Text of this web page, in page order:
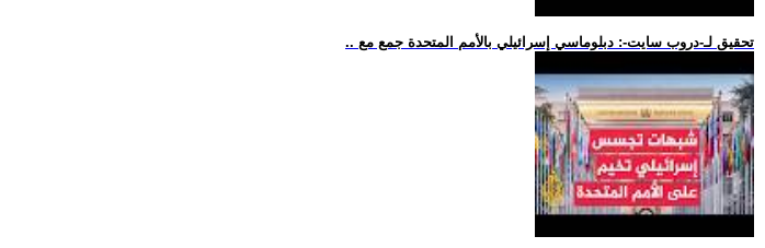
.. تحقيق لـ-دروب سايت-: دبلوماسي إسرائيلي بالأمم المتحدة جمع مع